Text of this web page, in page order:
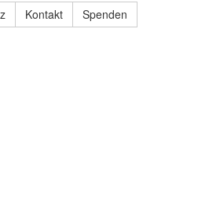
Kontakt
Spenden